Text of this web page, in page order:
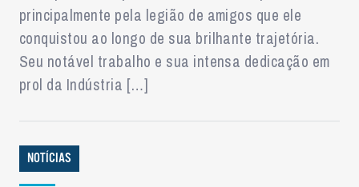
principalmente pela legião de amigos que ele
conquistou ao longo de sua brilhante trajetória.
Seu notável trabalho e sua intensa dedicação em
prol da Indústria […]
NOTÍCIAS